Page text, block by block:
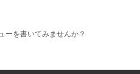
ーを書いてみませんか？